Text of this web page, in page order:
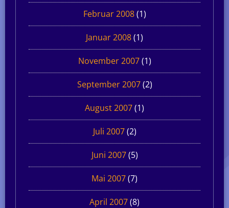
Februar 2008(1)
Januar 2008(1)
November 2007(1)
September 2007(2)
August 2007(1)
Juli 2007(2)
Juni 2007(5)
Mai 2007(7)
April 2007(8)